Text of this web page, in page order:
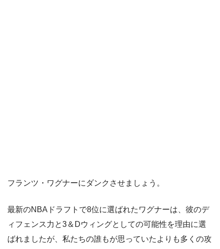
フランツ・ワグナーにダンクさせましょう。
最新のNBAドラフトで8位に選ばれたワグナーは、彼のデ
ィフェンス力と3＆Dウィングとしての可能性を理由に選
ばれましたが、私たちの誰もが思っていたよりも多くの攻